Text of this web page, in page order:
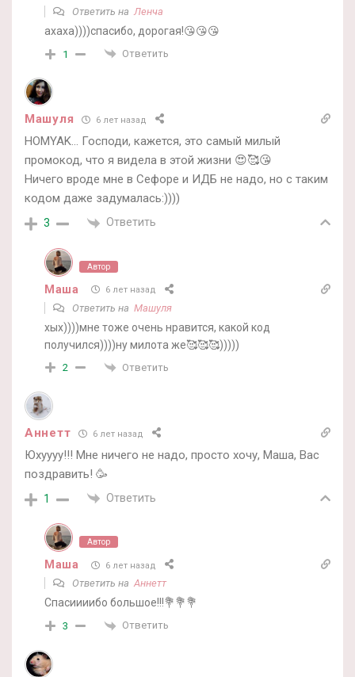
Ответить на Ленча
ахаха))))спасибо, дорогая!😘😘😘
1 Ответить
Машуля 6 лет назад
HOMYAK… Господи, кажется, это самый милый
промокод, что я видела в этой жизни 😍🥰😘
Ничего вроде мне в Сефоре и ИДБ не надо, но с таким
кодом даже задумалась:))))
3 Ответить
Автор
Маша 6 лет назад
Ответить на Машуля
хых))))мне тоже очень нравится, какой код
получился))))ну милота же🥰🥰🥰)))))
2 Ответить
Аннетт 6 лет назад
Юхуууу!!! Мне ничего не надо, просто хочу, Маша, Вас
поздравить! 🥳
1 Ответить
Автор
Маша 6 лет назад
Ответить наАннетт
Спасиииибо большое!!!💐💐💐
3 Ответить